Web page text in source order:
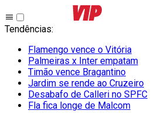
Tendências:
Flamengo vence o Vitória
Palmeiras x Inter empatam
Timão vence Bragantino
Jardim se rende ao Cruzeiro
Desabafo de Calleri no SPFC
Fla fica longe de Malcom